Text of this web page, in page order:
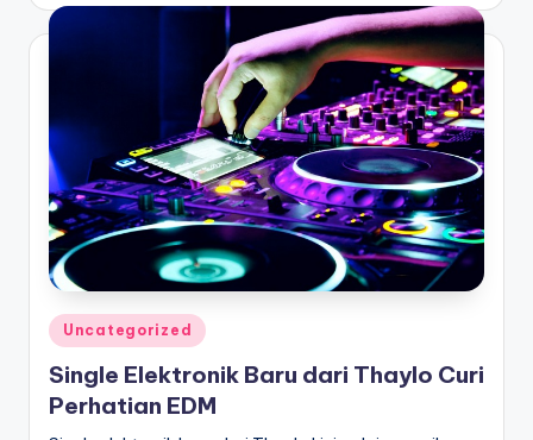
Posted
in
Uncategorized
Single Elektronik Baru dari Thaylo Curi
Perhatian EDM